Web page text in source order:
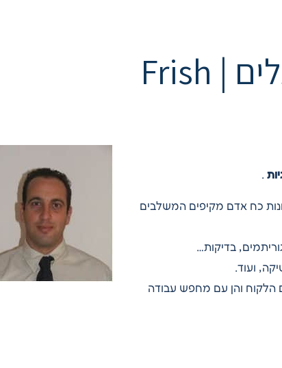
ניר פרישווסר | מנכ”ל ובעלים | Frish
.
כח אדם מקיפים המשלבים
בדיקות…
ועוד.
הלקוח והן עם מחפש עבודה